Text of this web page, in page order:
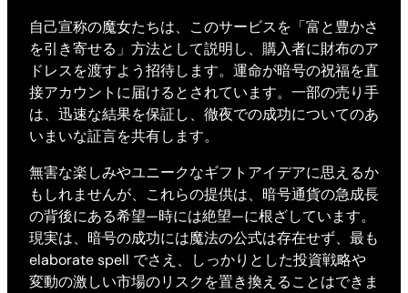
自己宣称の魔女たちは、このサービスを「富と豊かさ
を引き寄せる」方法として説明し、購入者に財布のア
ドレスを渡すよう招待します。運命が暗号の祝福を直
接アカウントに届けるとされています。一部の売り手
は、迅速な結果を保証し、徹夜での成功についてのあ
いまいな証言を共有します。
無害な楽しみやユニークなギフトアイデアに思えるか
もしれませんが、これらの提供は、暗号通貨の急成長
の背後にある希望—時には絶望—に根ざしています。
現実は、暗号の成功には魔法の公式は存在せず、最も
elaborate spell でさえ、しっかりとした投資戦略や
変動の激しい市場のリスクを置き換えることはできま